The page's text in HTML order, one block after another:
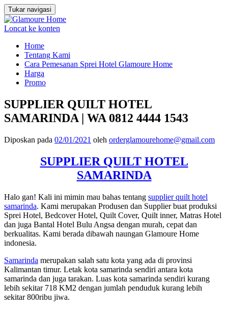
Tukar navigasi
Loncat ke konten
Home
Tentang Kami
Cara Pemesanan Sprei Hotel Glamoure Home
Harga
Promo
SUPPLIER QUILT HOTEL
SAMARINDA | WA 0812 4444 1543
Diposkan pada 02/01/2021 oleh orderglamourehome@gmail.com
SUPPLIER QUILT HOTEL
SAMARINDA
Halo gan! Kali ini mimin mau bahas tentang supplier quilt hotel
samarinda. Kami merupakan Produsen dan Supplier buat produksi
Sprei Hotel, Bedcover Hotel, Quilt Cover, Quilt inner, Matras Hotel
dan juga Bantal Hotel Bulu Angsa dengan murah, cepat dan
berkualitas. Kami berada dibawah naungan Glamoure Home
indonesia.
Samarinda merupakan salah satu kota yang ada di provinsi
Kalimantan timur. Letak kota samarinda sendiri antara kota
samarinda dan juga tarakan. Luas kota samarinda sendiri kurang
lebih sekitar 718 KM2 dengan jumlah penduduk kurang lebih
sekitar 800ribu jiwa.